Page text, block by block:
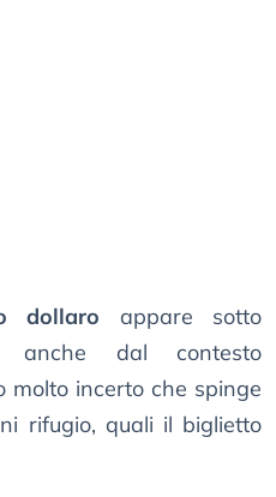
dollaro appare sotto
anche dal contesto
molto incerto che spinge
rifugio, quali il biglietto